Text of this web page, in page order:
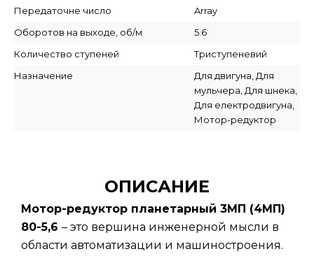
Передаточне число
Array
Оборотов на выходе, об/м
5.6
Количество ступеней
Триступеневий
Назначение
Для двигуна, Для
мульчера, Для шнека,
Для електродвигуна,
Мотор-редуктор
ОПИСАНИЕ
Мотор-редуктор планетарный 3МП (4МП)
80-5,6 – это вершина инженерной мысли в
области автоматизации и машиностроения.